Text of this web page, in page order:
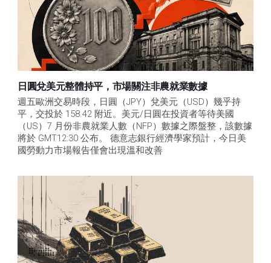
日圓兌美元整體持平，市場關注非農就業數據
週五歐洲交易時段，日圓（JPY）兌美元（USD）幾乎持
平，交投於 158.42 附近。美元/日圓在投資者等待美國
（US）7 月份非農就業人數（NFP）數據之際盤整，該數據
將於 GMT12:30 公布。 德意志銀行經濟學家預計，今日美
國勞動力市場報告僅會出現溫和改善